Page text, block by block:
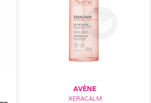
AVÈNE
XERACALM